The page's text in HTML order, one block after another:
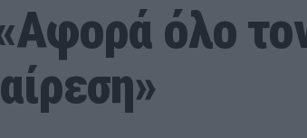
όλο